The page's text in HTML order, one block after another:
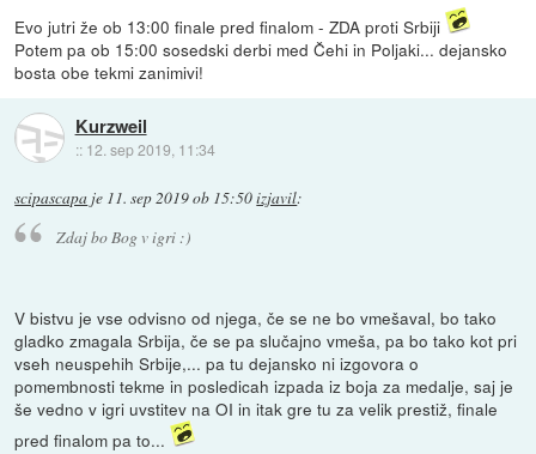
Evo jutri že ob 13:00 finale pred finalom - ZDA proti Srbiji
Potem pa ob 15:00 sosedski derbi med Čehi in Poljaki... dejansko
bosta obe tekmi zanimivi!
Kurzweil
:: 12. sep 2019, 11:34
scipascapa je 11. sep 2019 ob 15:50izjavil:
Zdaj bo Bog v igri :)
V bistvu je vse odvisno od njega, če se ne bo vmešaval, bo tako
gladko zmagala Srbija, če se pa slučajno vmeša, pa bo tako kot pri
vseh neuspehih Srbije,... pa tu dejansko ni izgovora o
pomembnosti tekme in posledicah izpada iz boja za medalje, saj je
še vedno v igri uvstitev na OI in itak gre tu za velik prestiž, finale
pred finalom pa to...